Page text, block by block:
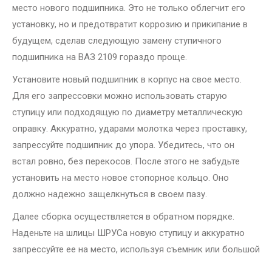
место нового подшипника. Это не только облегчит его
установку, но и предотвратит коррозию и прикипание в
будущем, сделав следующую замену ступичного
подшипника на ВАЗ 2109 гораздо проще.
Установите новый подшипник в корпус на свое место.
Для его запрессовки можно использовать старую
ступицу или подходящую по диаметру металлическую
оправку. Аккуратно, ударами молотка через проставку,
запрессуйте подшипник до упора. Убедитесь, что он
встал ровно, без перекосов. После этого не забудьте
установить на место новое стопорное кольцо. Оно
должно надежно защелкнуться в своем пазу.
Далее сборка осуществляется в обратном порядке.
Наденьте на шлицы ШРУСа новую ступицу и аккуратно
запрессуйте ее на место, используя съемник или большой